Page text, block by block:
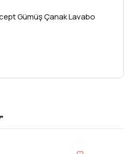
Gümüş Çanak Lavabo